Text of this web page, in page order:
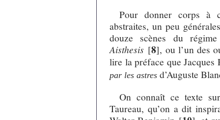
Pour donner corps à
abstraites, un peu
douze scènes du
Aisthesis [8], ou l’un des
lire la préface que
par les astres d’Auguste
On connaît ce texte
Taureau, qu’on a dit